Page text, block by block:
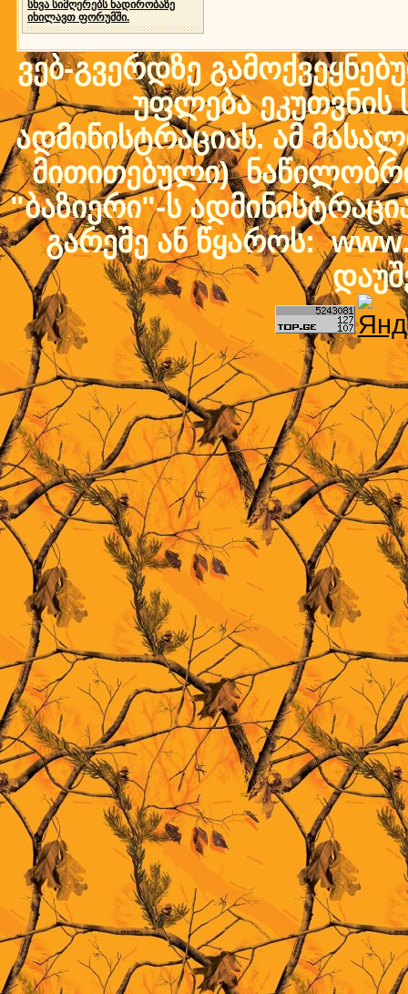
სხვა სიმღერებს ნადირობაზე
იხილავთ ფორუმში.
ვებ-გვერდზე
უფლება ეკუთვნის
ადმინისტრაციას. ამ
მითითებული)
"ბაზიერი"-ს
გარეშე ან წყაროს: